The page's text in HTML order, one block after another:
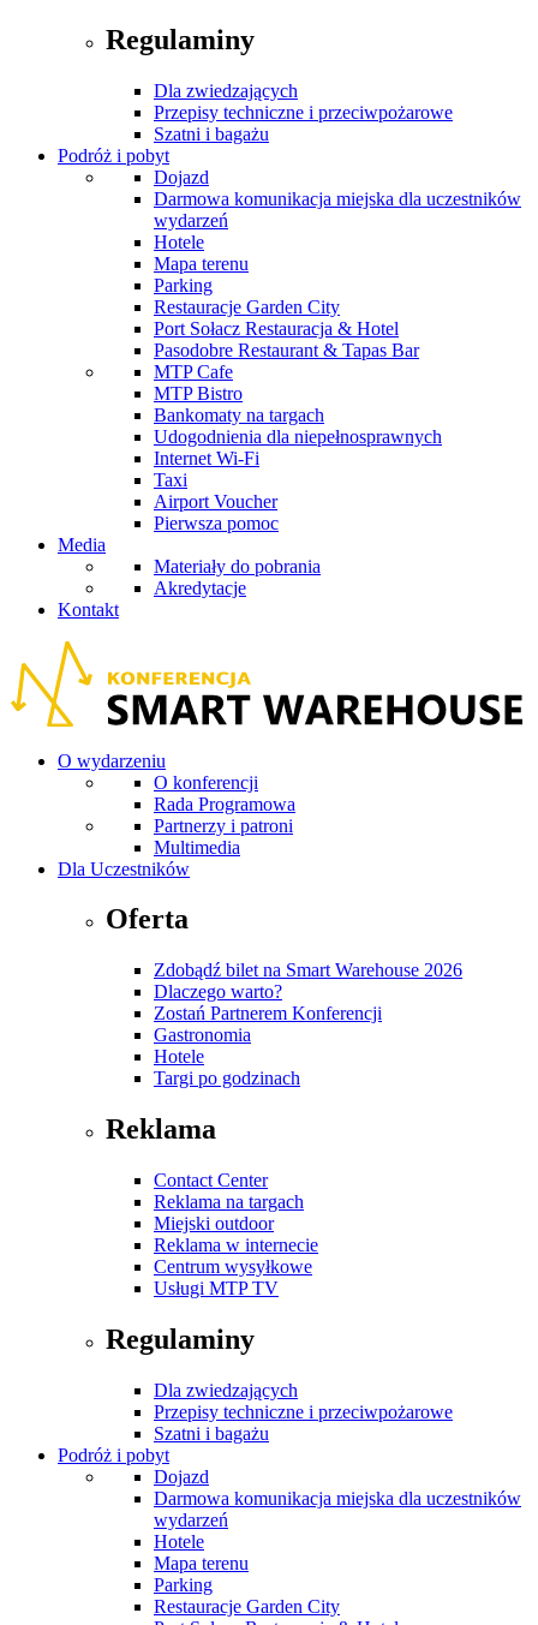
Regulaminy
Dla zwiedzających
Przepisy techniczne i przeciwpożarowe
Szatni i bagażu
Podróż i pobyt
Dojazd
Darmowa komunikacja miejska dla uczestników
wydarzeń
Hotele
Mapa terenu
Parking
Restauracje Garden City
Port Sołacz Restauracja & Hotel
Pasodobre Restaurant & Tapas Bar
MTP Cafe
MTP Bistro
Bankomaty na targach
Udogodnienia dla niepełnosprawnych
Internet Wi-Fi
Taxi
Airport Voucher
Pierwsza pomoc
Media
Materiały do pobrania
Akredytacje
Kontakt
O wydarzeniu
O konferencji
Rada Programowa
Partnerzy i patroni
Multimedia
Dla Uczestników
Oferta
Zdobądź bilet na Smart Warehouse 2026
Dlaczego warto?
Zostań Partnerem Konferencji
Gastronomia
Hotele
Targi po godzinach
Reklama
Contact Center
Reklama na targach
Miejski outdoor
Reklama w internecie
Centrum wysyłkowe
Usługi MTP TV
Regulaminy
Dla zwiedzających
Przepisy techniczne i przeciwpożarowe
Szatni i bagażu
Podróż i pobyt
Dojazd
Darmowa komunikacja miejska dla uczestników
wydarzeń
Hotele
Mapa terenu
Parking
Restauracje Garden City